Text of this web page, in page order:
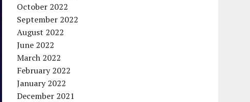
October 2022
September 2022
August 2022
June 2022
March 2022
February 2022
January 2022
December 2021